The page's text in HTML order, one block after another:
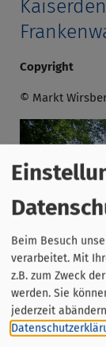
Copyright
© Markt
Beim Besuch
verarbeitet. Mit
z.B. zum Zweck
werden. Sie
jederzeit